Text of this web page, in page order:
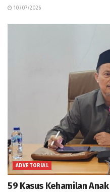
10/07/2026
ADVETORIAL
59 Kasus Kehamilan